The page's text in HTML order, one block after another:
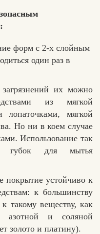
:
форм с 2-х слойным
один раз в
их можно
из мягкой
лопаточками, мягкой
Но ни в коем случае
Использование так
губок для мытья
покрытие устойчиво к
к большинству
такому веществу, как
азотной и соляной
золото и платину).